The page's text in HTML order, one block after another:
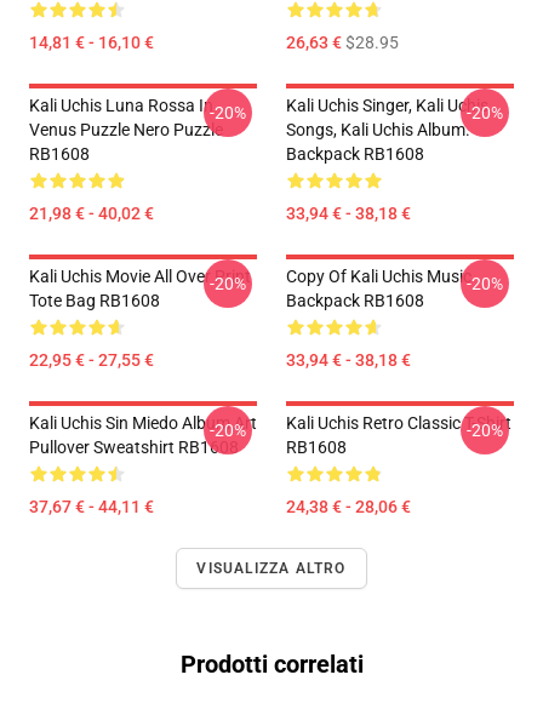
14,81 € - 16,10 € 26,63 €$28.95
Kali Uchis Luna Rossa In
Venus Puzzle Nero Puzzle
RB1608
21,98 € - 40,02 €
-20%
Kali Uchis Singer, Kali Uchis
Songs, Kali Uchis Album.
Backpack RB1608
33,94 € - 38,18 €
-20%
Kali Uchis Movie All Over Print
Tote Bag RB1608
22,95 € - 27,55 €
-20%
Copy Of Kali Uchis Music
Backpack RB1608
33,94 € - 38,18 €
-20%
Kali Uchis Sin Miedo Album Art
Pullover Sweatshirt RB1608
37,67 € - 44,11 €
-20%
Kali Uchis Retro Classic T-Shirt
RB1608
24,38 € - 28,06 €
-20%
VISUALIZZA ALTRO
Prodotti correlati